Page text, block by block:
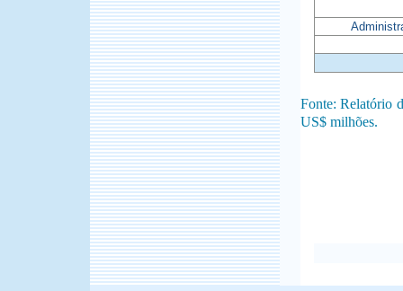
Fonte: Relatório
US$ milhões.